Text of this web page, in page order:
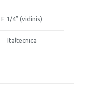
F 1/4″ (vidinis)
Italtecnica